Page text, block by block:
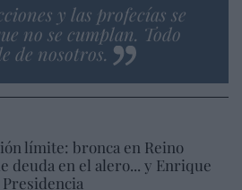
y las profecías se
no se cumplan. Todo
de nosotros.
límite: bronca en Reino
deuda en el alero... y Enrique